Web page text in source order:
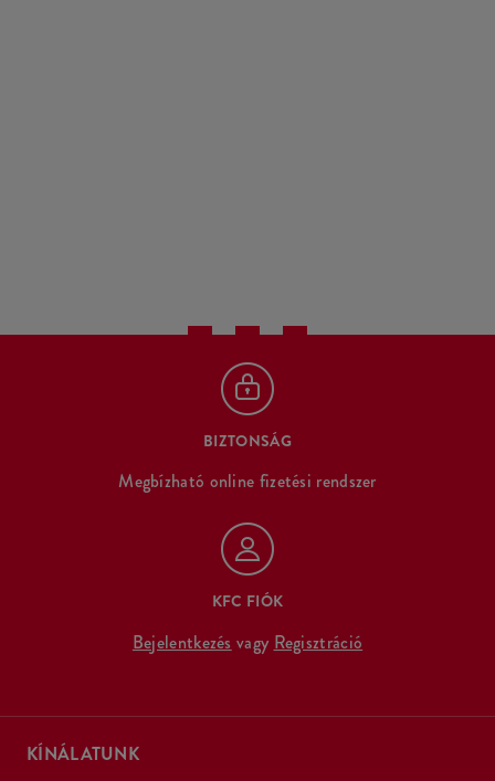
BIZTONSÁG
Megbízható online fizetési rendszer
KFC FIÓK
Bejelentkezés vagy Regisztráció
KÍNÁLATUNK